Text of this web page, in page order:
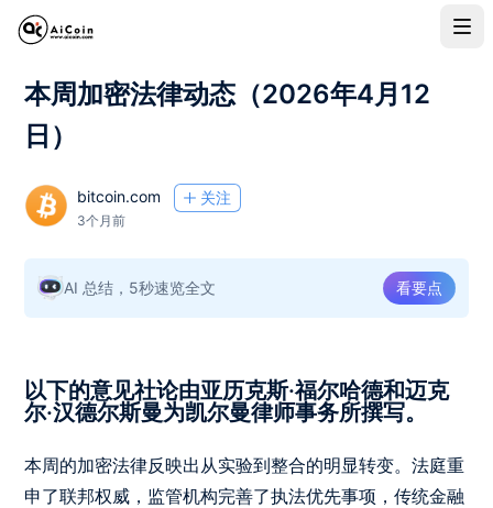
本周加密法律动态（2026年4月12
日）
bitcoin.com 关注
3个月前
AI 总结，5秒速览全文 看要点
以下的意见社论由亚历克斯·福尔哈德和迈克
尔·汉德尔斯曼为凯尔曼律师事务所撰写。
本周的加密法律反映出从实验到整合的明显转变。法庭重
申了联邦权威，监管机构完善了执法优先事项，传统金融